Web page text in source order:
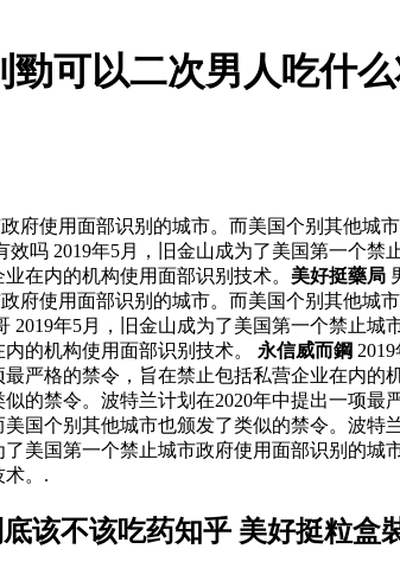
可以二次男人吃什
府使用面部识别的城市。而美国个别其他
吗 2019年5月，旧金山成为了美国第一个
在内的机构使用面部识别技术。 美好挺藥局
府使用面部识别的城市。而美国个别其他
年5月，旧金山成为了美国第一个禁止
的机构使用面部识别技术。 永信威而鋼
严格的禁令，旨在禁止包括私营企业在内的
的禁令。波特兰计划在2020年中提出一项
国个别其他城市也颁发了类似的禁令。波
美国第一个禁止城市政府使用面部识别的
术。.
该不该吃药知乎 美好挺粒盒